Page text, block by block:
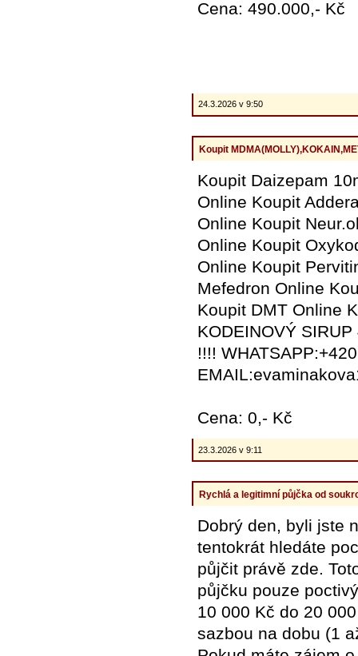
Cena: 490.000,- Kč
24.3.2026 v 9:50
Koupit
Koupit Daizepam
Online Koupit
Online Koupit
Online Koupit
Online Koupit
Mefedron Online
Koupit DMT Online
KODEINOVÝ
!!!!
Cena: 0,- Kč
23.3.2026 v 9:11
Rychlá a legitimní půjčka od
Dobrý den, byli jste
tentokrát hledáte
půjčit právě zde.
půjčku pouze
10 000 Kč do 20
sazbou na dobu (1